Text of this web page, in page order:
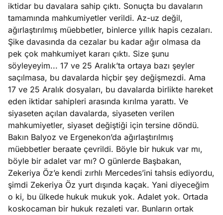
iktidar bu davalara sahip çıktı. Sonuçta bu davaların
tamamında mahkumiyetler verildi. Az-uz değil,
ağırlaştırılmış müebbetler, binlerce yıllık hapis cezaları.
Şike davasında da cezalar bu kadar ağır olmasa da
pek çok mahkumiyet kararı çıktı. Size şunu
söyleyeyim... 17 ve 25 Aralık’ta ortaya bazı şeyler
saçılmasa, bu davalarda hiçbir şey değişmezdi. Ama
17 ve 25 Aralık dosyaları, bu davalarda birlikte hareket
eden iktidar sahipleri arasında kırılma yarattı. Ve
siyaseten açılan davalarda, siyaseten verilen
mahkumiyetler, siyaset değiştiği için tersine döndü.
Bakın Balyoz ve Ergenekon’da ağırlaştırılmış
müebbetler beraate çevrildi. Böyle bir hukuk var mı,
böyle bir adalet var mı? O günlerde Başbakan,
Zekeriya Öz’e kendi zırhlı Mercedes’ini tahsis ediyordu,
şimdi Zekeriya Öz yurt dışında kaçak. Yani diyeceğim
o ki, bu ülkede hukuk mukuk yok. Adalet yok. Ortada
koskocaman bir hukuk rezaleti var. Bunların ortak